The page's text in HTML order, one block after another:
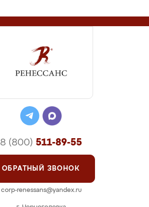
8 (800) 511-89-55
ОБРАТНЫЙ ЗВОНОК
corp-renessans@yandex.ru